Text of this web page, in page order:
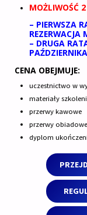
MOŻLIWOŚĆ
– PIERWSZA
REZERWACJA
– DRUGA
CENA OBEJMUJE:
uczestnictwo w
materiały
przerwy kawowe
przerwy obiadowe
dyplom